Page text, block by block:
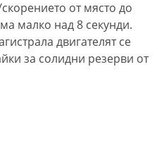
от място до
малко над 8 секунди.
двигателят се
за солидни резерви от